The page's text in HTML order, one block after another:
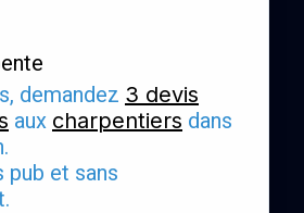
demandez 3 devis
aux charpentiers dans
pub et sans